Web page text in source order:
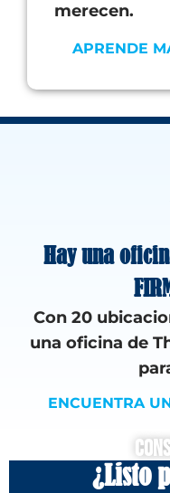
merecen.
APRENDE
Hay una
Con 20
una oficina de
ENCUENTRA
¿Listo